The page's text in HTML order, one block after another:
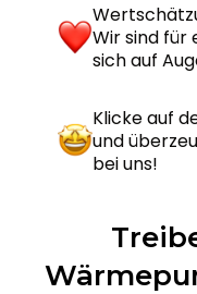
Wir sind für
sich auf
Klicke auf
und
bei uns!